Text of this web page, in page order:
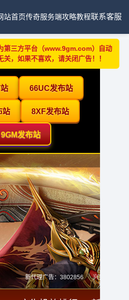
站首页传奇服务端攻略教程联系客服
第三方平台（www.9gm.com）自动
，如果不喜欢，请关闭广告！！